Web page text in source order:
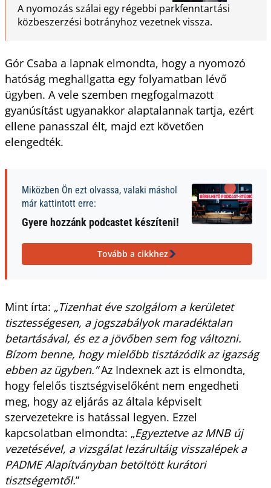
A nyomozás szálai egy régebbi parkfenntartási
közbeszerzési botrányhoz vezetnek vissza.
Gór Csaba a lapnak elmondta, hogy a nyomozó
hatóság meghallgatta egy folyamatban lévő
ügyben. A vele szemben megfogalmazott
gyanúsítást ugyanakkor alaptalannak tartja, ezért
ellene panasszal élt, majd ezt követően
elengedték.
Miközben Ön ezt olvassa, valaki máshol
már kattintott erre:
Gyere hozzánk podcastet készíteni!
Tovább a cikkhez
Mint írta: „Tizenhat éve szolgálom a kerületet
tisztességesen, a jogszabályok maradéktalan
betartásával, és ez a jövőben sem fog változni.
Bízom benne, hogy mielőbb tisztázódik az igazság
ebben az ügyben.”Az Indexnek azt is elmondta,
hogy felelős tisztségviselőként nem engedheti
meg, hogy az eljárás az általa képviselt
szervezetekre is hatással legyen. Ezzel
kapcsolatban elmondta: „Egyeztetve az MNB új
vezetésével, a vizsgálat lezárultáig visszalépek a
PADME Alapítványban betöltött kurátori
tisztségemtől.”